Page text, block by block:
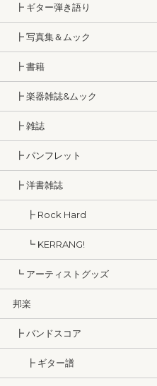
┣ ギター弾き語り
┣ 写真集＆ムック
┣ 書籍
┣ 楽器雑誌&ムック
┣ 雑誌
┣ パンフレット
┣ 洋書雑誌
┣ Rock Hard
┗ KERRANG!
┗ アーティストグッズ
邦楽
┣ バンドスコア
┣ ギター譜